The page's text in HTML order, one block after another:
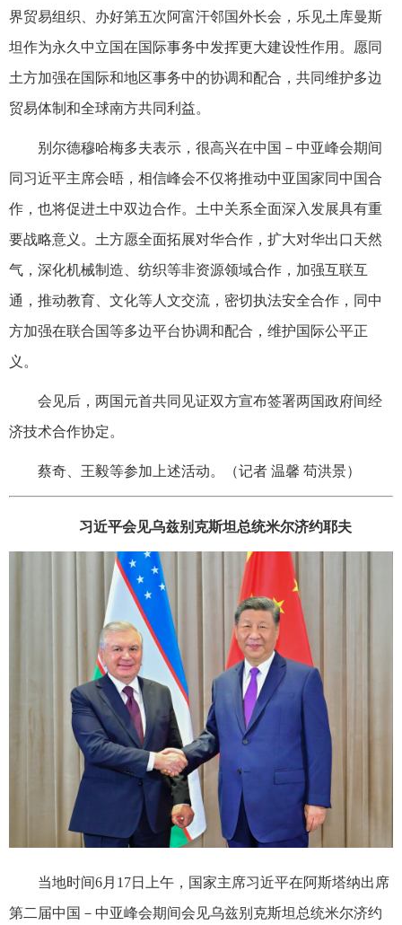
界贸易组织、办好第五次阿富汗邻国外长会，乐见土库曼斯
坦作为永久中立国在国际事务中发挥更大建设性作用。愿同
土方加强在国际和地区事务中的协调和配合，共同维护多边
贸易体制和全球南方共同利益。
别尔德穆哈梅多夫表示，很高兴在中国－中亚峰会期间
同习近平主席会晤，相信峰会不仅将推动中亚国家同中国合
作，也将促进土中双边合作。土中关系全面深入发展具有重
要战略意义。土方愿全面拓展对华合作，扩大对华出口天然
气，深化机械制造、纺织等非资源领域合作，加强互联互
通，推动教育、文化等人文交流，密切执法安全合作，同中
方加强在联合国等多边平台协调和配合，维护国际公平正
义。
会见后，两国元首共同见证双方宣布签署两国政府间经
济技术合作协定。
蔡奇、王毅等参加上述活动。（记者 温馨 苟洪景）
习近平会见乌兹别克斯坦总统米尔济约耶夫
当地时间6月17日上午，国家主席习近平在阿斯塔纳出席
第二届中国－中亚峰会期间会见乌兹别克斯坦总统米尔济约